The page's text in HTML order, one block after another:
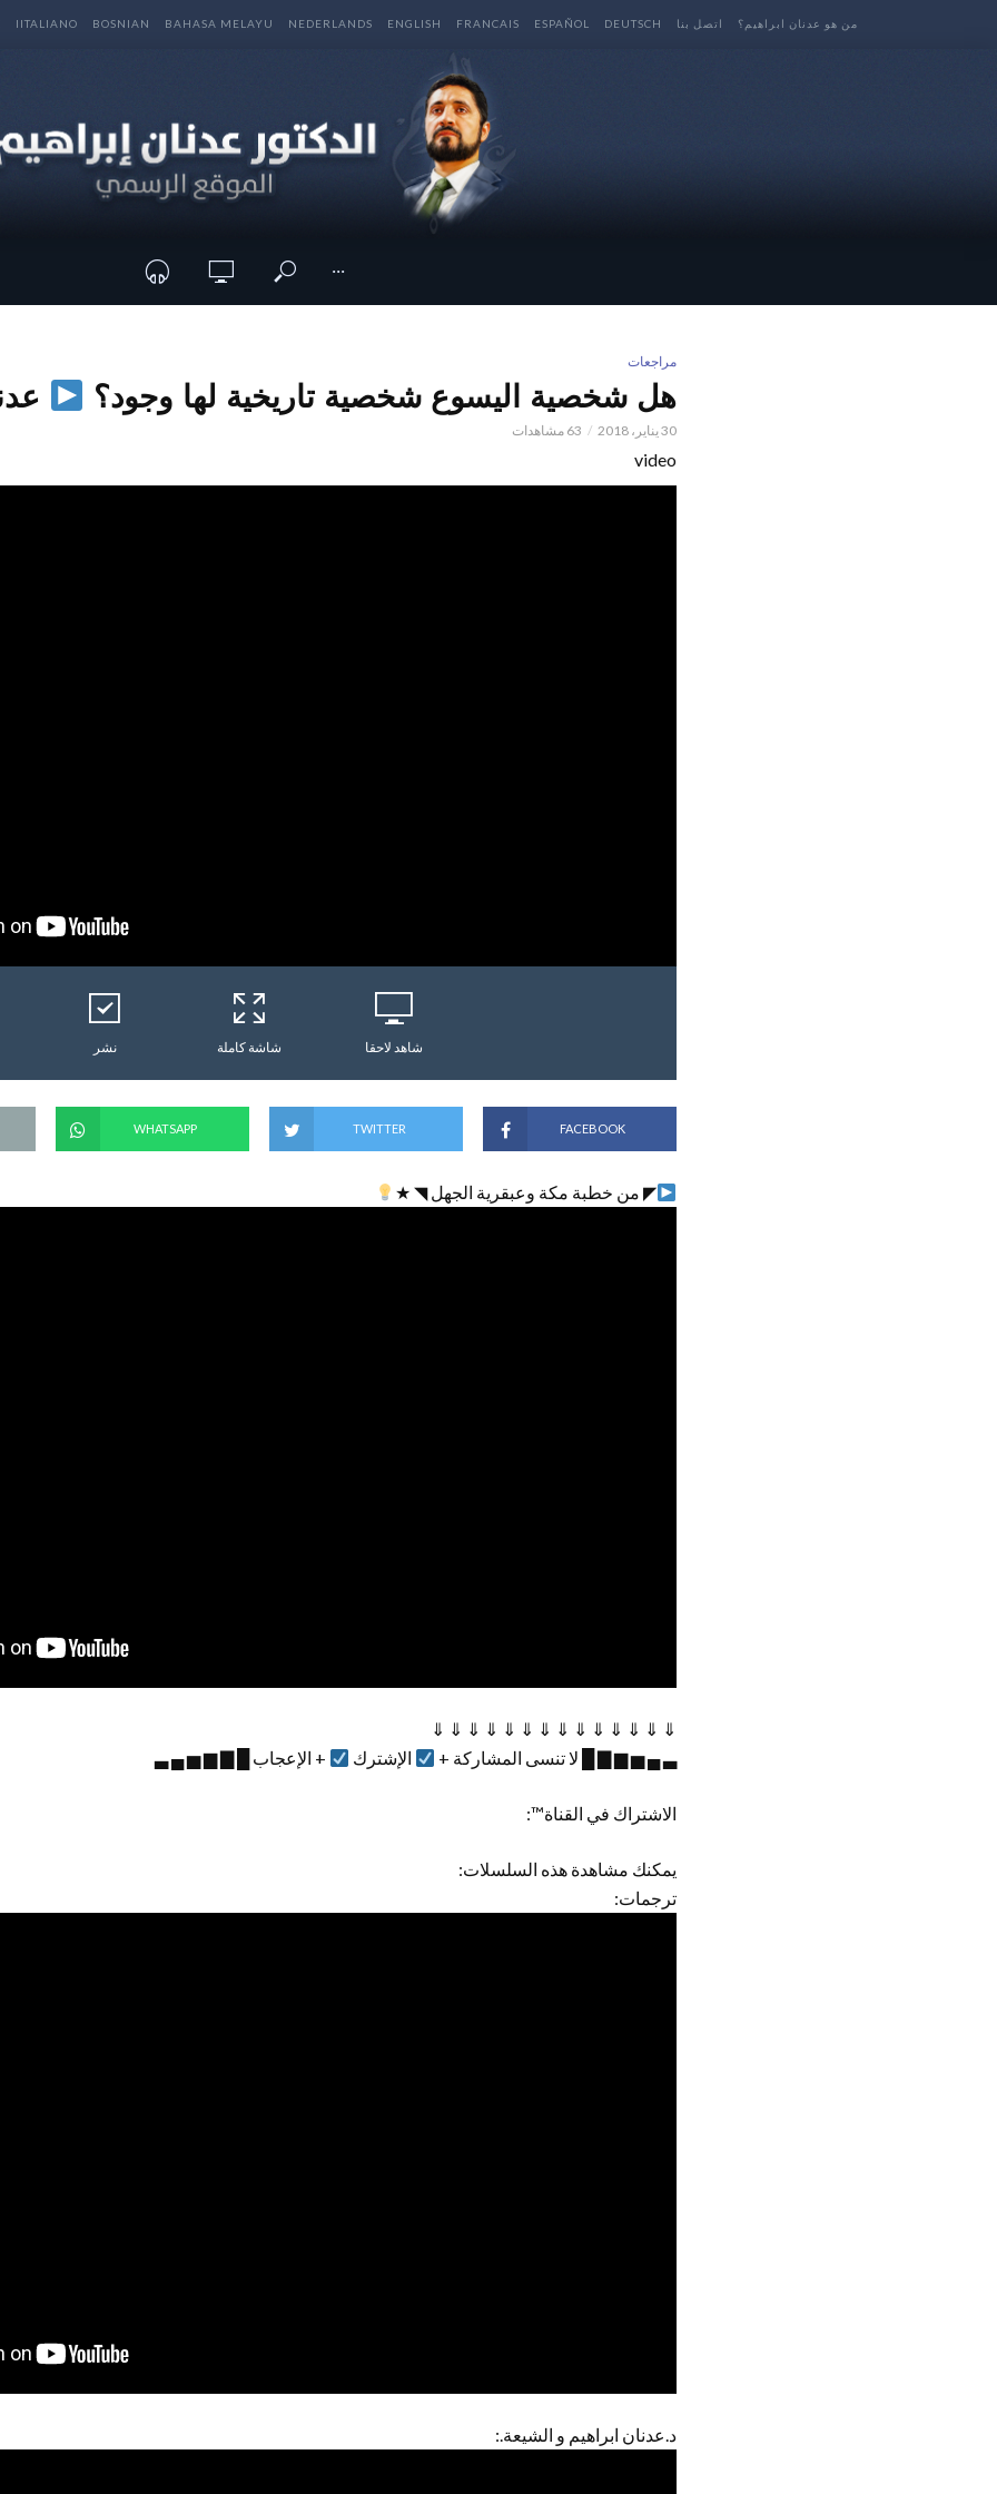
من هو عدنان ابراهيم؟ اتصل بنا DEUTSCH
ESPAÑOL
FRANCAIS
ENGLISH
NEDERLANDS
BAHASA MELAYU
BOSNIAN
IITALIANO
···
مراجعات
هل شخصية اليسوع شخصية تاريخية لها وجود؟
30 يناير، 2018 63 مشاهدات
video
شاهد لاحقا شاشة كاملة نشر
FACEBOOK
TWITTER
WHATSAPP
◤ من خطبة مكة وعبقرية الجهل ◥ ★
⇓ ⇓ ⇓ ⇓ ⇓ ⇓ ⇓ ⇓ ⇓ ⇓ ⇓ ⇓ ⇓ ⇓
▃ ▄ ▅ ▆ ▇ █ لا تنسى المشاركة +
الإشترك + الإعجاب █ ▇ ▆ ▅ ▄ ▃
الاشتراك في القناة™:
يمكنك مشاهدة هذه السلسلات:
ترجمات:
د.عدنان ابراهيم و الشيعة.: